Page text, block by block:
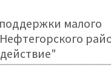
малого